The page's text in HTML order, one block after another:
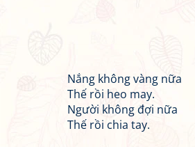
Nắng không vàng nữa
Thế rồi heo may.
Người không đợi nữa
Thế rồi chia tay.